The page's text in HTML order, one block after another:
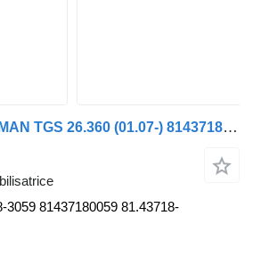
Barre stabilisatrice MAN TGS 26.360 (01.07-) 81437183059 pour tracteur routier MAN TGL, TGM, TGS, TGX (2005-2021)
3059 81437180059 81.43718-